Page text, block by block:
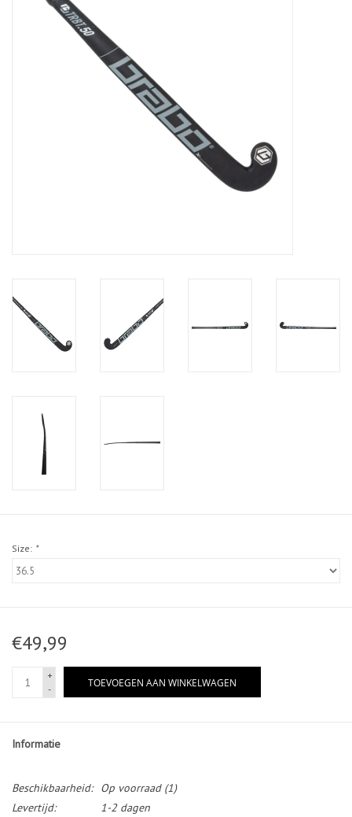
Size: *
€49,99
+
-
TOEVOEGEN AAN WINKELWAGEN
Informatie
Beschikbaarheid: Op voorraad(1)
Levertijd:
1-2 dagen